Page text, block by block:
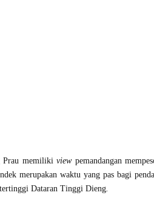
Prau memilikiviewpemandangan
merupakan waktu yang pas bagi pen
Dataran Tinggi Dieng.